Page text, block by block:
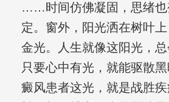
……时间仿佛凝固，思绪也
定。窗外，阳光洒在树叶
金光。人生就像这阳光，
只要心中有光，就能驱散
癜风患者这光，就是战胜